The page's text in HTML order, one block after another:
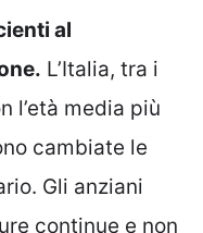
al
L’Italia, tra i
l’età media più
cambiate le
Gli anziani
continue e non